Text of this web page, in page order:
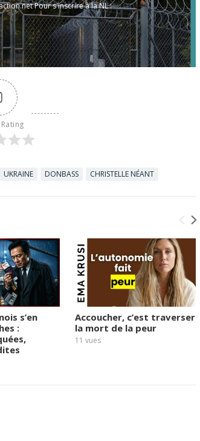
Pour s'inscrire à la NL :
fr​​​​​​Pour commander ...Read more
UKRAINE DONBASS CHRISTELLE NÉANT
s’en
:
Accoucher, c’est traverser
la mort de la peur
11 vues